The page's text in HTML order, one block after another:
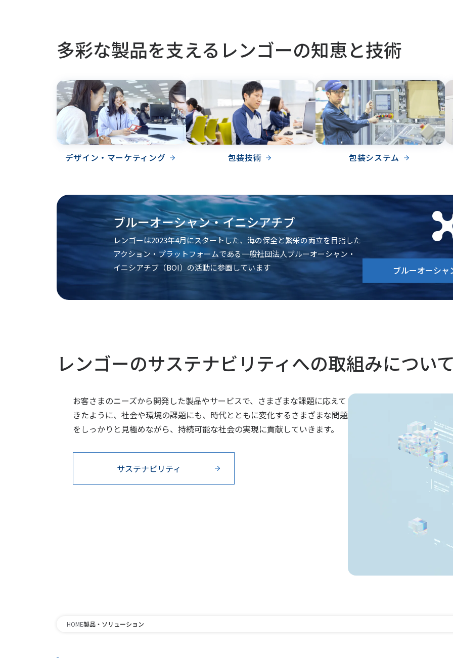
多彩な製品を支えるレンゴーの知恵と技術
デザイン・マーケティング 包装技術 包装システム
ブルーオーシャン・イニシアチブ
レンゴーは2023年4月にスタートした、海の保全と繁栄の両立を目指した
アクション・プラットフォームである一般社団法人ブルーオーシャン・
イニシアチブ（BOI）の活動に参画しています
ブルーオーシ
レンゴーのサステナビリティへの取組みについ
お客さまのニーズから開発した製品やサービスで、さまざまな課題に応えて
きたように、社会や環境の課題にも、時代とともに変化するさまざまな問題
をしっかりと見極めながら、持続可能な社会の実現に貢献していきます。
サステナビリティ
HOME製品・ソリューション